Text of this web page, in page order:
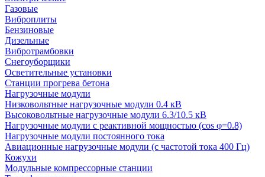
Газовые
Виброплиты
Бензиновые
Дизельные
Вибротрамбовки
Снегоуборщики
Осветительные установки
Станции прогрева бетона
Нагрузочные модули
Низковольтные нагрузочные модули 0.4 кВ
Высоковольтные нагрузочные модули 6.3/10.5 кВ
Нагрузочные модули с реактивной мощностью (cos φ=0.8)
Нагрузочные модули постоянного тока
Авиационные нагрузочные модули (с частотой тока 400 Гц)
Кожухи
Модульные компрессорные станции